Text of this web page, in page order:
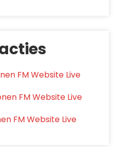
FM Website Live
FM Website Live
FM Website Live